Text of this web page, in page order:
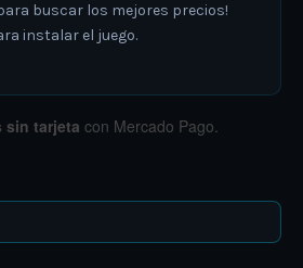
buscar los mejores precios!
instalar el juego.
sin tarjeta con Mercado Pago.